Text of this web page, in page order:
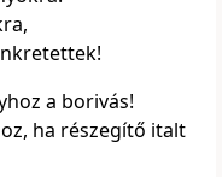
a borivás!
ha részegítő italt